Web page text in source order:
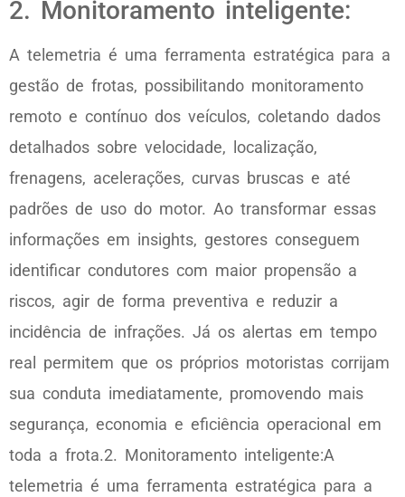
2. Monitoramento inteligente:
A telemetria é uma ferramenta estratégica para a
gestão de frotas, possibilitando monitoramento
remoto e contínuo dos veículos, coletando dados
detalhados sobre velocidade, localização,
frenagens, acelerações, curvas bruscas e até
padrões de uso do motor. Ao transformar essas
informações em insights, gestores conseguem
identificar condutores com maior propensão a
riscos, agir de forma preventiva e reduzir a
incidência de infrações. Já os alertas em tempo
real permitem que os próprios motoristas corrijam
sua conduta imediatamente, promovendo mais
segurança, economia e eficiência operacional em
toda a frota.2. Monitoramento inteligente:A
telemetria é uma ferramenta estratégica para a